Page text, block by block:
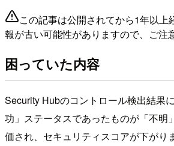
この記事は公開されてから1年以上
報が古い可能性がありますので、ご注
困っていた内容
Security Hubのコントロール検出結果
功」ステータスであったものが「不明
価され、セキュリティスコアが下がり